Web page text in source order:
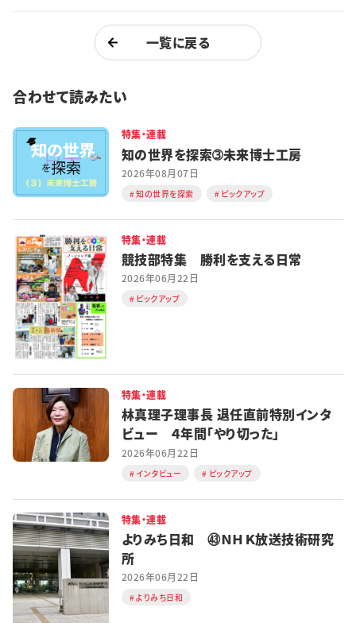
一覧に戻る
合わせて読みたい
特集・連載
知の世界を探索➂未来博士工房
2026年08月07日
知の世界を探索 ピックアップ
特集・連載
競技部特集 勝利を支える日常
2026年06月22日
ピックアップ
特集・連載
林真理子理事長 退任直前特別インタ
ビュー ４年間「やり切った」
2026年06月22日
インタビュー ピックアップ
特集・連載
よりみち日和 ㊸ＮＨＫ放送技術研究
所
2026年06月22日
よりみち日和